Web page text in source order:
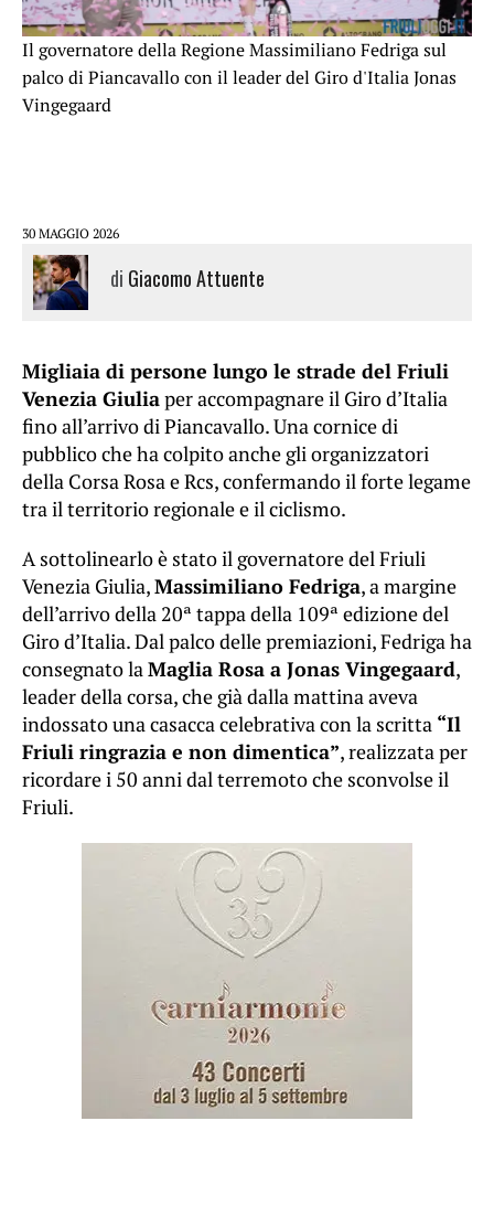
Il governatore della Regione Massimiliano Fedriga sul
palco di Piancavallo con il leader del Giro d'Italia Jonas
Vingegaard
30 MAGGIO 2026
di Giacomo Attuente
Migliaia di persone lungo le strade del Friuli
Venezia Giuliaper accompagnare il Giro d’Italia
fino all’arrivo di Piancavallo. Una cornice di
pubblico che ha colpito anche gli organizzatori
della Corsa Rosa e Rcs, confermando il forte legame
tra il territorio regionale e il ciclismo.
A sottolinearlo è stato il governatore del Friuli
Venezia Giulia,Massimiliano Fedriga, a margine
dell’arrivo della 20ª tappa della 109ª edizione del
Giro d’Italia. Dal palco delle premiazioni, Fedriga ha
consegnato la Maglia Rosa a Jonas Vingegaard,
leader della corsa, che già dalla mattina aveva
indossato una casacca celebrativa con la scritta “Il
Friuli ringrazia e non dimentica”, realizzata per
ricordare i 50 anni dal terremoto che sconvolse il
Friuli.